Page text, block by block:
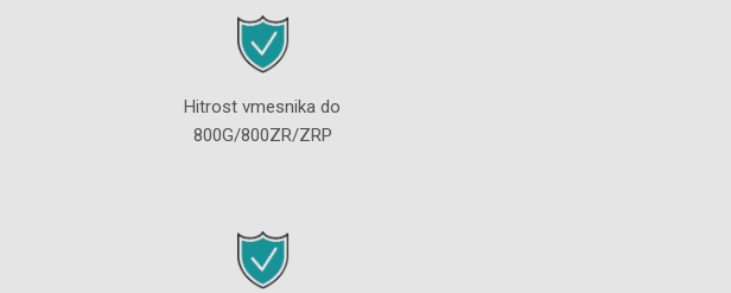
Hitrost vmesnika do
800G/800ZR/ZRP